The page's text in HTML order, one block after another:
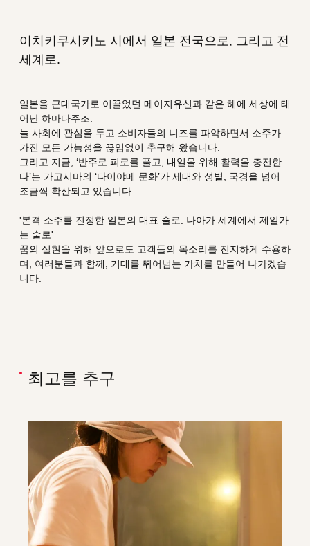
이치키쿠시키노 시에서 일본 전국으로, 그리고 전
세계로.
일본을 근대국가로 이끌었던 메이지유신과 같은 해에 세상에 태
어난 하마다주조.
늘 사회에 관심을 두고 소비자들의 니즈를 파악하면서 소주가
가진 모든 가능성을 끊임없이 추구해 왔습니다.
그리고 지금, ‘반주로 피로를 풀고, 내일을 위해 활력을 충전한
다’는 가고시마의 ‘다이야메 문화’가 세대와 성별, 국경을 넘어
조금씩 확산되고 있습니다.
'본격 소주를 진정한 일본의 대표 술로. 나아가 세계에서 제일가
는 술로'
꿈의 실현을 위해 앞으로도 고객들의 목소리를 진지하게 수용하
며, 여러분들과 함께, 기대를 뛰어넘는 가치를 만들어 나가겠습
니다.
최고를 추구